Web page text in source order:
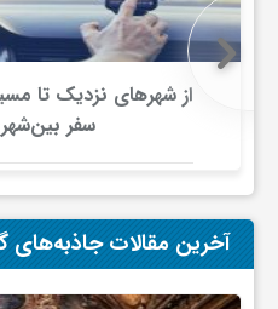
از شهرهای نزدیک تا
سفر
آخرین مقالات جاذبه‌های